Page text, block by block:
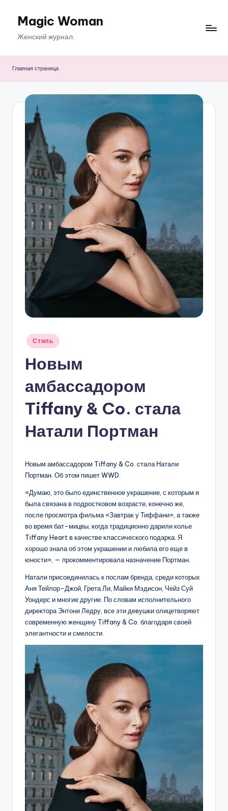
ПерейтиMagic Woman
Женский журнал.
Главная страница
Опубликовано
в
Стиль
Новым
амбассадором
Tiffany & Co. стала
Натали Портман
Новым амбассадором Tiffany & Co. стала Натали
Портман. Об этом пишет WWD.
«Думаю, это было единственное украшение, с которым я
была связана в подростковом возрасте, конечно же,
после просмотра фильма «Завтрак у Тиффани», а также
во время бат-мицвы, когда традиционно дарили колье
Tiffany Heart в качестве классического подарка. Я
хорошо знала об этом украшении и любила его еще в
юности», — прокомментировала назначение Портман.
Натали присоединилась к послам бренда, среди которых
Аня Тейлор-Джой, Грета Ли, Майки Мэдисон, Чейз Суй
Уондерс и многие другие. По словам исполнительного
директора Энтони Ледру, все эти девушки олицетворяют
современную женщину Tiffany & Co. благодаря своей
элегантности и смелости.